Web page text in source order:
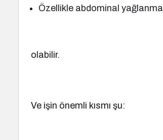
Özellikle abdominal
olabilir.
Ve işin önemli kısmı şu: